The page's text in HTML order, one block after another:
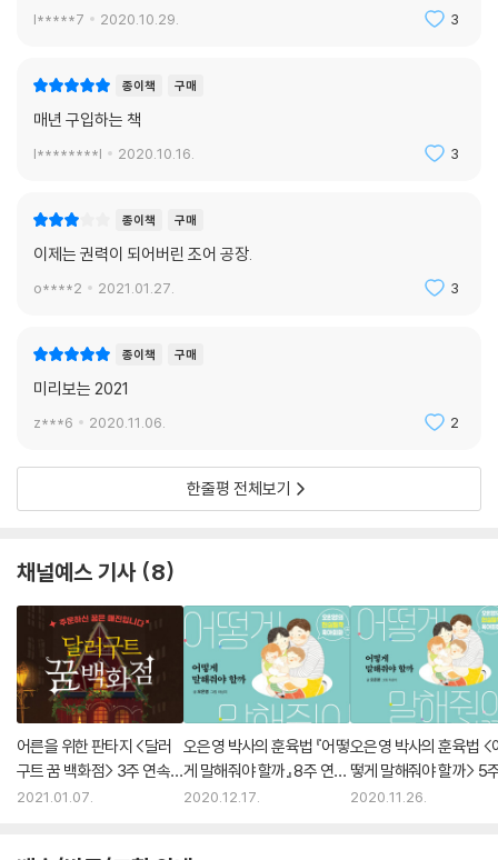
가 얼마나 완성됐고, 어디쯤 오는지 알 수 있도록 하는 독특한 경험을 창출
승한 375.55달러(2020년 6월 19일 기준)를 기록한 것이다. 이는 같은
기간 미국 IT 대표 기업인 넷플릭스(2,325%), 아마존(1,967%), 애플(8
36%), MS(632%)의 주가 상승률을 훌쩍 뛰어넘는 것이다. 디지털 트랜
Best We Pivot | 거침없이 피보팅
업 전환을 일컫는 경제용어로 더 자주 쓰인다. 바이러스나 트렌드 변화로
의 생사를 좌우하는 중요한 전략이다. 하지만 이제 피보팅은 단지 위기상
황 하에서의 방향 수정만을 의미하는 것은 아니며, 조직 운영 전반의 중요
면에서 다양한 가설을 세우고 끊임없이 테스트하면서, 그 방향성을 상시적
아이템과 기술로 사업을 시작하는 스타트업에게 필수적인 덕목이지만, V
UCA(Volatility, Uncertainty, Complexity, Ambiguity)로 특징되는
롤러코스터는 우르르 몰려가 함께 탄다. 짜릿한 궤도의 오르내림을 즐긴
다. 아쉽지만 금방 끝이 난다. 내린 사람들은 다시 새로운 놀거리를 찾아 빠
가 전개되고 있다. 더 재미있는 밈(meme)을 좇아 우르르 몰려다니는 대
중들은 단기간의 트렌드를 따라가며 오르락내리락 짜릿한 진폭의 재미를
고 있다. 이런 트렌드를 롤러코스터를 닮았다는 의미에서 ‘롤코라이프’라
명명하고 이런 라이프스타일을 즐기는 이들을 ‘롤코족’이라고 부르고자 한
다. 롤코라이프는 소수 젊은이들의 변덕이 아니라, 상시 대응해야 할 시장
의 일반적 변화가 되고 있다. 이제 제품과 마케팅에도 진솔하고 발 빠른 대
응으로 고객의 변화에 맞춰나갈 수 있는 '빠른 생애사 전략'이 필요한 시점
이다.
Your Daily Sporty Life | #오하운, 오늘하루운동
운동이 붐이다. 등산로에는 레깅스로 차려입은 남녀노소의 발길로 줄이 이
어지고, 소수의 전유물로 여겨졌던 골프와 서핑이 대중 스포츠가 되고 있
l*****7 2020.10.29. 3
종이책 구매
매년 구입하는 책
l********l 2020.10.16. 3
종이책 구매
이제는 권력이 되어버린 조어 공장.
o****2 2021.01.27. 3
종이책 구매
미리보는 2021
z***6 2020.11.06. 2
한줄평 전체보기
채널예스 기사 8
어른을 위한 판타지 <달러
구트 꿈 백화점> 3주 연속 1
위
2021.01.07.
오은영 박사의 훈육법 『어떻
게 말해줘야 할까』 8주 연속
1위
2020.12.17.
오은영 박사의 훈육법 <
떻게 말해줘야 할까> 5
연속 1위 등극
2020.11.26.